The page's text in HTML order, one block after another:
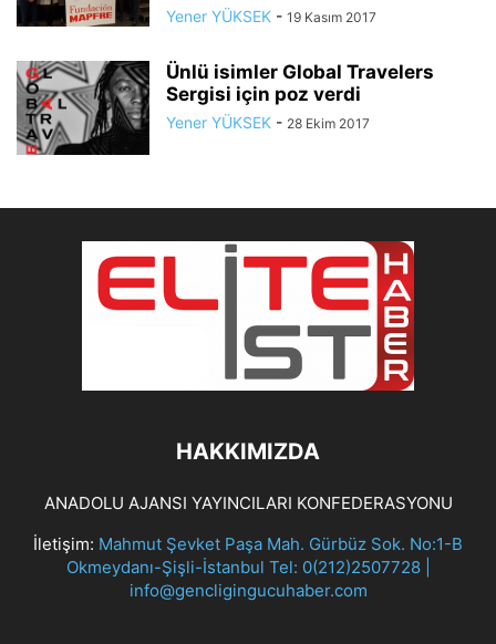
Yener YÜKSEK - 19 Kasım 2017
Ünlü isimler Global Travelers
Sergisi için poz verdi
Yener YÜKSEK - 28 Ekim 2017
HAKKIMIZDA
ANADOLU AJANSI YAYINCILARI KONFEDERASYONU
İletişim: Mahmut Şevket Paşa Mah. Gürbüz Sok. No:1-B
Okmeydanı-Şişli-İstanbul Tel: 0(212)2507728 |
info@gencligingucuhaber.com